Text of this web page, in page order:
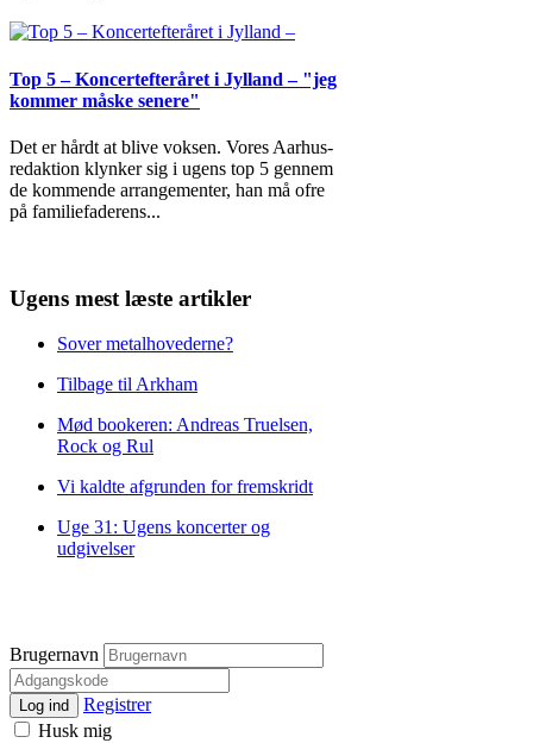
Top 5 – Koncertefteråret i Jylland – "jeg
kommer måske senere"
Det er hårdt at blive voksen. Vores Aarhus-
redaktion klynker sig i ugens top 5 gennem
de kommende arrangementer, han må ofre
på familiefaderens...
Ugens mest læste artikler
Sover metalhovederne?
Tilbage til Arkham
Mød bookeren: Andreas Truelsen,
Rock og Rul
Vi kaldte afgrunden for fremskridt
Uge 31: Ugens koncerter og
udgivelser
Brugernavn
Log ind
Registrer
Husk mig